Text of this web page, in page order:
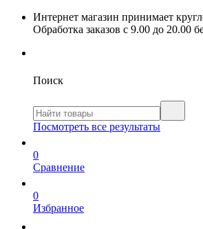
Интернет магазин принимает
Обработка заказов с 9.00 до 20.00
Поиск
Посмотреть все результаты
0
Сравнение
0
Избранное